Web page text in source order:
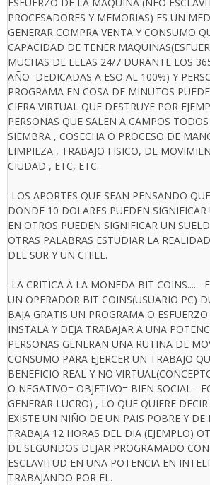
PROCESADORES Y MEMORIAS) ES UN
GENERAR COMPRA VENTA Y CONSUMO
CAPACIDAD DE TENER
MUCHAS DE ELLAS 24/7 DURANTE LOS
AÑO=DEDICADAS A ESO AL 100%) Y
PROGRAMA EN COSA DE MINUTOS
CIFRA VIRTUAL QUE DESTRUYE POR
PERSONAS QUE SALEN A CAMPOS
SIEMBRA , COSECHA O PROCESO DE
LIMPIEZA , TRABAJO FISICO, DE
CIUDAD , ETC, ETC.
-LOS APORTES QUE SEAN PENSANDO
DONDE 10 DOLARES PUEDEN SIGNIFICAR
EN OTROS PUEDEN SIGNIFICAR UN
OTRAS PALABRAS ESTUDIAR LA
DEL SUR Y UN CHILE.
-LA CRITICA A LA MONEDA BIT COINS....=
UN OPERADOR BIT COINS(USUARIO PC)
BAJA GRATIS UN PROGRAMA O
INSTALA Y DEJA TRABAJAR A UNA
PERSONAS GENERAN UNA RUTINA DE
CONSUMO PARA EJERCER UN TRABAJO
BENEFICIO REAL Y NO
O NEGATIVO= OBJETIVO= BIEN SOCIAL -
GENERAR LUCRO) , LO QUE QUIERE
EXISTE UN NIÑO DE UN PAIS POBRE Y DE
TRABAJA 12 HORAS DEL DIA (EJEMPLO)
DE SEGUNDOS DEJAR PROGRAMADO
ESCLAVITUD EN UNA POTENCIA EN
TRABAJANDO POR EL.